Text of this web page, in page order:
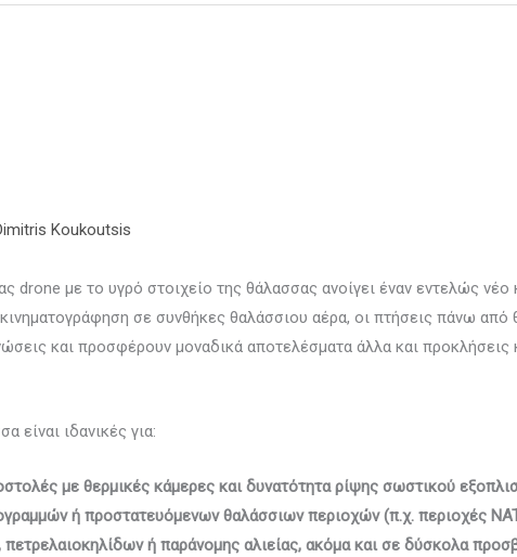
Koukoutsis
drone με το υγρό στοιχείο της θάλασσας ανοίγει έναν εντελώς
σε συνθήκες θαλάσσιου αέρα, οι πτήσεις πάνω από
και προσφέρουν μοναδικά αποτελέσματα άλλα και
είναι ιδανικές για:
με θερμικές κάμερες και δυνατότητα ρίψης σωστικού
ή προστατευόμενων θαλάσσιων περιοχών (π.χ. περιοχές
ή παράνομης αλιείας, ακόμα και σε δύσκολα